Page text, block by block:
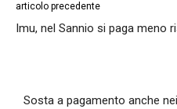
articolo precedente
Imu, nel Sannio si paga meno
Sosta a pagamento anche